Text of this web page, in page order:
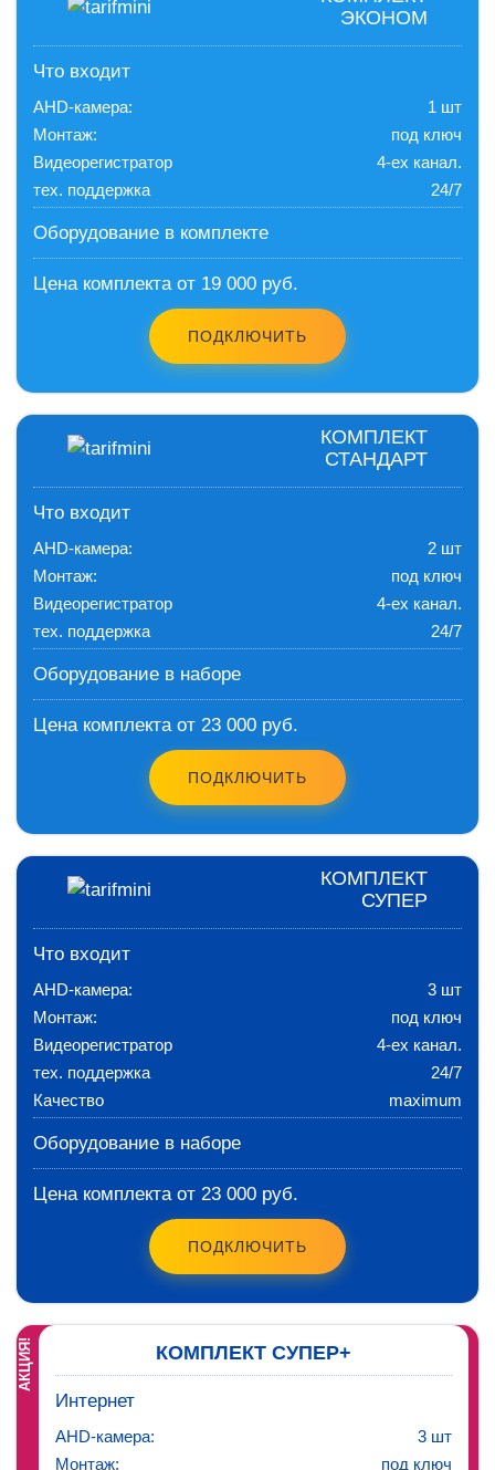
ЭКОНОМ
Что входит
AHD-камера:
1 шт
Монтаж:
под ключ
Видеорегистратор
4-ех канал.
тех. поддержка
24/7
Оборудование в комплекте
Цена комплекта от 19 000 руб.
ПОДКЛЮЧИТЬ
КОМПЛЕКТ
СТАНДАРТ
Что входит
AHD-камера:
2 шт
Монтаж:
под ключ
Видеорегистратор
4-ех канал.
тех. поддержка
24/7
Оборудование в наборе
Цена комплекта от 23 000 руб.
ПОДКЛЮЧИТЬ
КОМПЛЕКТ
СУПЕР
Что входит
AHD-камера:
3 шт
Монтаж:
под ключ
Видеорегистратор
4-ех канал.
тех. поддержка
24/7
Качество
maximum
Оборудование в наборе
Цена комплекта от 23 000 руб.
ПОДКЛЮЧИТЬ
АКЦИЯ! КОМПЛЕКТ СУПЕР+
Интернет
AHD-камера:
3 шт
Монтаж:
под ключ